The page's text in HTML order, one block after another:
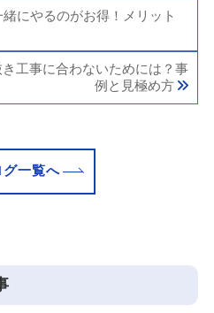
にやるのがお得！メリット
工事に合わないためには？事
例と見極め方
グ一覧へ